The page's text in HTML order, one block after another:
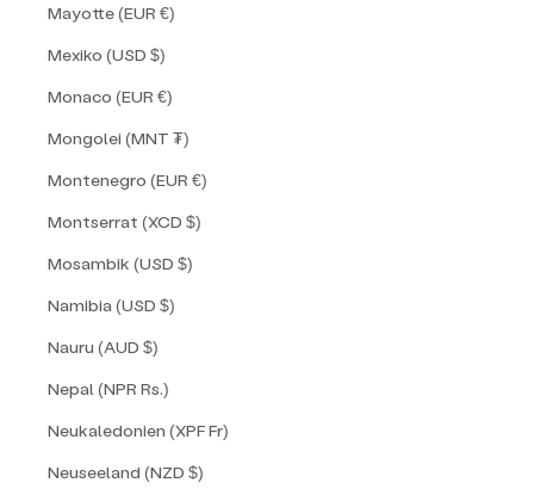
Mayotte (EUR €)
Mexiko (USD $)
Monaco (EUR €)
Mongolei (MNT ₮)
Montenegro (EUR €)
Montserrat (XCD $)
Mosambik (USD $)
Namibia (USD $)
Nauru (AUD $)
Nepal (NPR Rs.)
Neukaledonien (XPF Fr)
Neuseeland (NZD $)